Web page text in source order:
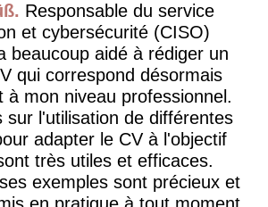
Responsable du service
et cybersécurité (CISO)
beaucoup aidé à rédiger un
qui correspond désormais
à mon niveau professionnel.
sur l'utilisation de différentes
adapter le CV à l'objectif
très utiles et efficaces.
exemples sont précieux et